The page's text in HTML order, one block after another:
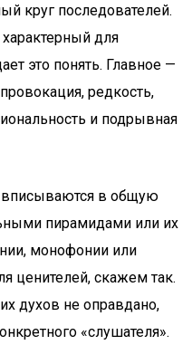
круг последователей.
для
это понять. Главное —
редкость,
и подрывная
вписываются в общую
пирамидами или их
монофонии или
ценителей, скажем так.
духов не оправдано,
«слушателя».